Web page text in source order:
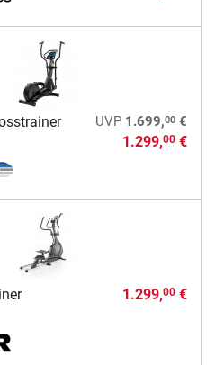
UVP 1.699,00€
1.299,00€
1.299,00€